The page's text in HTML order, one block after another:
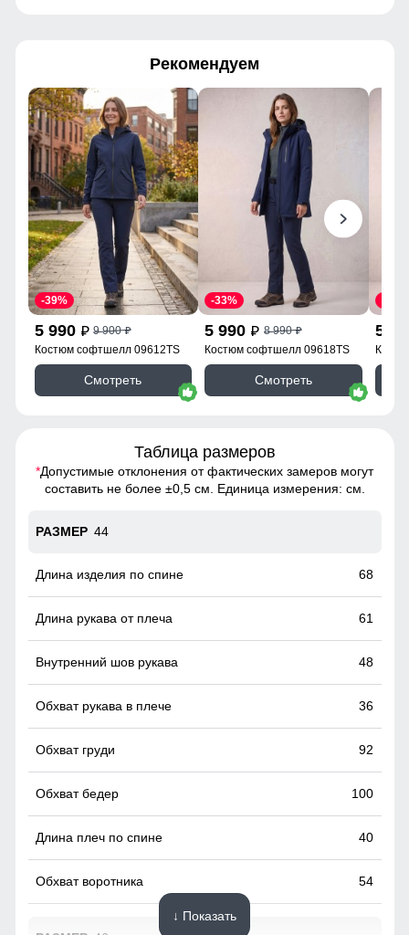
Рекомендуем
5 990 p 9 900p
-39%
Костюм софтшелл 09612TS
Смотреть
5 990 p 8 990p
-33%
Костюм софтшелл 09618TS
Смотреть
5
Таблица размеров
*Допустимые отклонения от фактических замеров могут
составить не более ±0,5 см. Единица измерения: см.
44
68
61
48
36
92
100
40
54
↓ Показать